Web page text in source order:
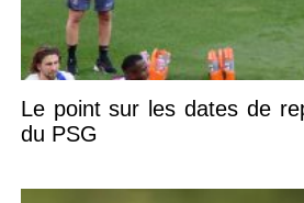
Le point sur les dates de
du PSG